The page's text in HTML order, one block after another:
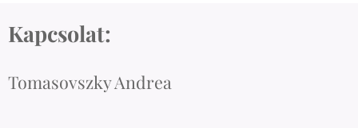
Kapcsolat:
Tomasovszky Andrea